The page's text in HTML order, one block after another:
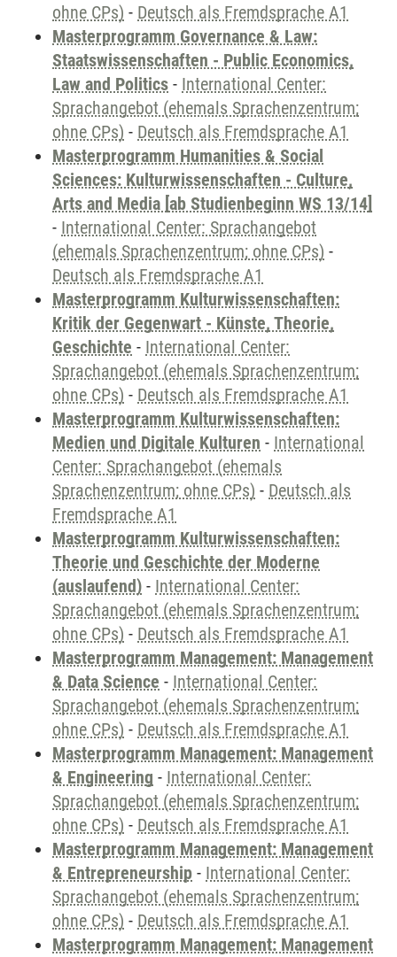
ohne CPs) - Deutsch als Fremdsprache A1
Masterprogramm Governance & Law:
Staatswissenschaften - Public Economics,
Law and Politics - International Center:
Sprachangebot (ehemals Sprachenzentrum;
ohne CPs) - Deutsch als Fremdsprache A1
Masterprogramm Humanities & Social
Sciences: Kulturwissenschaften - Culture,
Arts and Media [ab Studienbeginn WS 13/14]
- International Center: Sprachangebot
(ehemals Sprachenzentrum; ohne CPs) -
Deutsch als Fremdsprache A1
Masterprogramm Kulturwissenschaften:
Kritik der Gegenwart - Künste, Theorie,
Geschichte - International Center:
Sprachangebot (ehemals Sprachenzentrum;
ohne CPs) - Deutsch als Fremdsprache A1
Masterprogramm Kulturwissenschaften:
Medien und Digitale Kulturen - International
Center: Sprachangebot (ehemals
Sprachenzentrum; ohne CPs) - Deutsch als
Fremdsprache A1
Masterprogramm Kulturwissenschaften:
Theorie und Geschichte der Moderne
(auslaufend) - International Center:
Sprachangebot (ehemals Sprachenzentrum;
ohne CPs) - Deutsch als Fremdsprache A1
Masterprogramm Management: Management
& Data Science - International Center:
Sprachangebot (ehemals Sprachenzentrum;
ohne CPs) - Deutsch als Fremdsprache A1
Masterprogramm Management: Management
& Engineering - International Center:
Sprachangebot (ehemals Sprachenzentrum;
ohne CPs) - Deutsch als Fremdsprache A1
Masterprogramm Management: Management
& Entrepreneurship - International Center:
Sprachangebot (ehemals Sprachenzentrum;
ohne CPs) - Deutsch als Fremdsprache A1
Masterprogramm Management: Management